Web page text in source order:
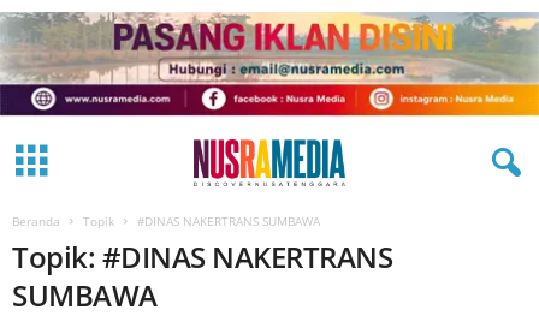
Beranda Topik #DINAS NAKERTRANS SUMBAWA
Topik: #DINAS NAKERTRANS
SUMBAWA